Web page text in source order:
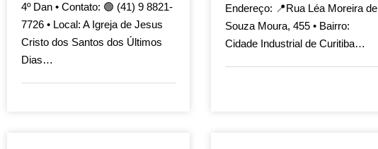
4º Dan • Contato: 🟢 (41) 9 8821-
7726 • Local: A Igreja de Jesus
Cristo dos Santos dos Últimos
Dias…
Endereço: 📍Rua Léa Moreira de
Souza Moura, 455 • Bairro:
Cidade Industrial de Curitiba…